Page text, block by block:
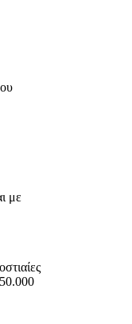
με